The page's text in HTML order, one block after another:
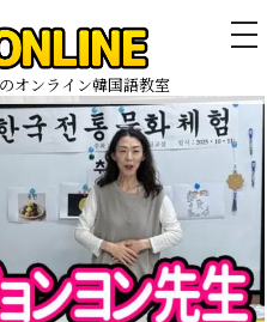
オンライン韓国語教室
メ
ニ